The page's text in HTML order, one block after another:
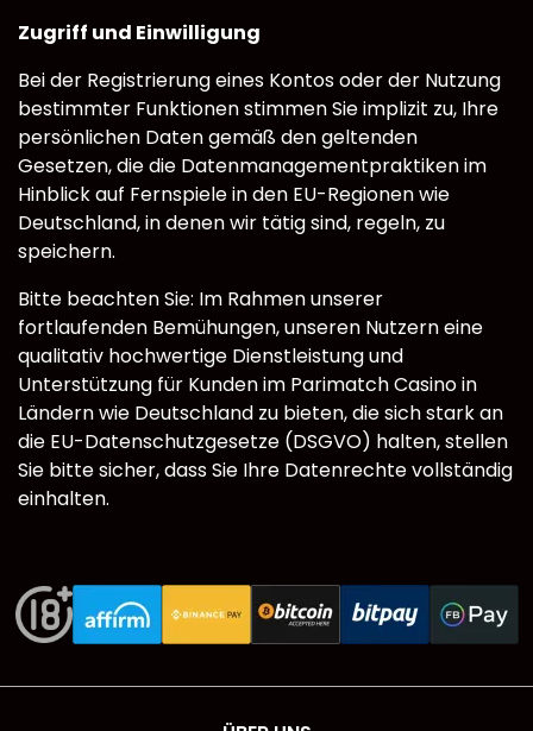
Zugriff und Einwilligung
Bei der Registrierung eines Kontos oder der Nutzung
bestimmter Funktionen stimmen Sie implizit zu, Ihre
persönlichen Daten gemäß den geltenden
Gesetzen, die die Datenmanagementpraktiken im
Hinblick auf Fernspiele in den EU-Regionen wie
Deutschland, in denen wir tätig sind, regeln, zu
speichern.
Bitte beachten Sie: Im Rahmen unserer
fortlaufenden Bemühungen, unseren Nutzern eine
qualitativ hochwertige Dienstleistung und
Unterstützung für Kunden im Parimatch Casino in
Ländern wie Deutschland zu bieten, die sich stark an
die EU-Datenschutzgesetze (DSGVO) halten, stellen
Sie bitte sicher, dass Sie Ihre Datenrechte vollständig
einhalten.